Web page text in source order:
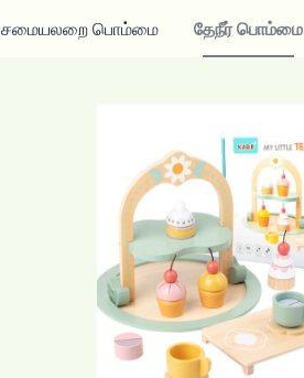
சமையலறை பொம்மை தேநீர் பொம்மை